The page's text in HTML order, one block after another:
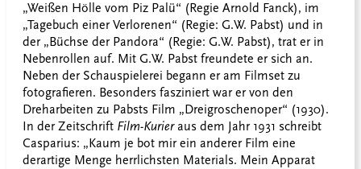
„Weißen Hölle vom Piz Palü“ (Regie Arnold Fanck), im
„Tagebuch einer Verlorenen“ (Regie: G.W. Pabst) und in
der „Büchse der Pandora“ (Regie: G.W. Pabst), trat er in
Nebenrollen auf. Mit G.W. Pabst freundete er sich an.
Neben der Schauspielerei begann er am Filmset zu
fotografieren. Besonders fasziniert war er von den
Dreharbeiten zu Pabsts Film „Dreigroschenoper“ (1930).
In der Zeitschrift Film-Kurieraus dem Jahr 1931 schreibt
Casparius: „Kaum je bot mir ein anderer Film eine
derartige Menge herrlichsten Materials. Mein Apparat